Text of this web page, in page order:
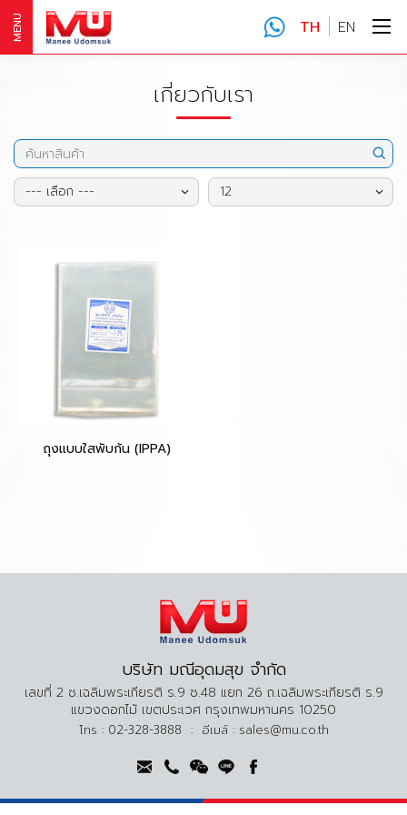
MENU TH EN
เกี่ยวกับเรา
--- เลือก --- 12
ถุงแบบใสพับก้น (IPPA)
บริษัท มณีอุดมสุข จำกัด
เลขที่ 2 ซ.เฉลิมพระเกียรติ ร.9 ซ.48 แยก 26 ถ.เฉลิมพระเกียรติ ร.9
แขวงดอกไม้ เขตประเวศ กรุงเทพมหานคร 10250
โทร : 02-328-3888 : อีเมล์ : sales@mu.co.th